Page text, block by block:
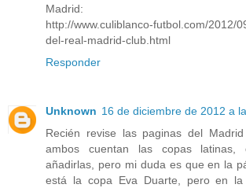
Madrid:
http://www.culiblanco-futbol.com/2012/
del-real-madrid-club.html
Responder
Unknown 16 de diciembre de 2012 a
Recién revise las paginas del
ambos cuentan las copas latinas,
añadirlas, pero mi duda es que en la
está la copa Eva Duarte, pero en la